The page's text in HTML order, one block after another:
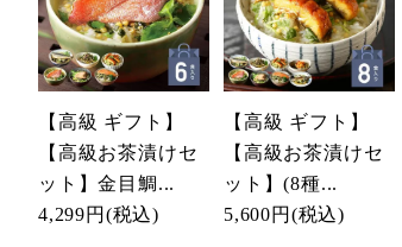
【高級 ギフト】
【高級お茶漬けセ
ット】金目鯛...
4,299円 (税込)
【高級 ギフト】
【高級お茶漬けセ
ット】(8種...
5,600円 (税込)